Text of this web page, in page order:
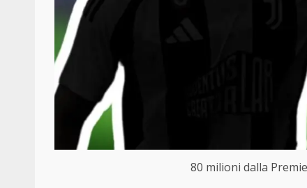
80 milioni dalla